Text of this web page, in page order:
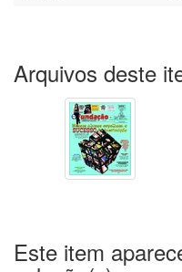
Arquivos deste
Este item